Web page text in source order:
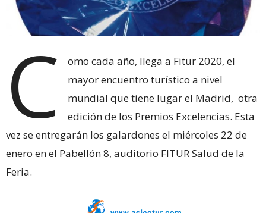
C
omo cada año, llega a Fitur 2020, el
mayor encuentro turístico a nivel
mundial que tiene lugar el Madrid, otra
edición de los Premios Excelencias. Esta
vez se entregarán los galardones el miércoles 22 de
enero en el Pabellón 8, auditorio FITUR Salud de la
Feria.